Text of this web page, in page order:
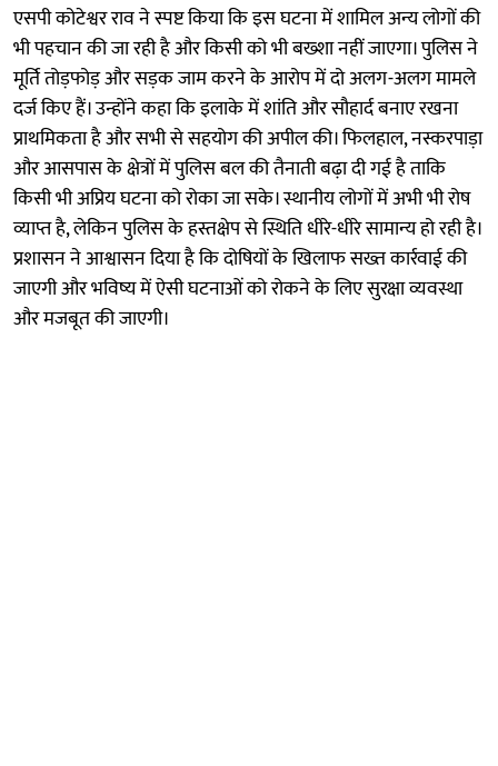
एसपी कोटेश्वर राव ने स्पष्ट किया कि इस घटना में शामिल अन्य लोगों की
भी पहचान की जा रही है और किसी को भी बख्शा नहीं जाएगा। पुलिस ने
मूर्ति तोड़फोड़ और सड़क जाम करने के आरोप में दो अलग-अलग मामले
दर्ज किए हैं। उन्होंने कहा कि इलाके में शांति और सौहार्द बनाए रखना
प्राथमिकता है और सभी से सहयोग की अपील की। फिलहाल, नस्करपाड़ा
और आसपास के क्षेत्रों में पुलिस बल की तैनाती बढ़ा दी गई है ताकि
किसी भी अप्रिय घटना को रोका जा सके। स्थानीय लोगों में अभी भी रोष
व्याप्त है, लेकिन पुलिस के हस्तक्षेप से स्थिति धीरे-धीरे सामान्य हो रही है।
प्रशासन ने आश्वासन दिया है कि दोषियों के खिलाफ सख्त कार्रवाई की
जाएगी और भविष्य में ऐसी घटनाओं को रोकने के लिए सुरक्षा व्यवस्था
और मजबूत की जाएगी।